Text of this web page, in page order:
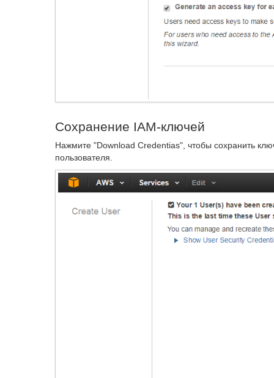
Сохранение IAM-ключей
Нажмите "Download Credentias", чтобы сохранить
пользователя.